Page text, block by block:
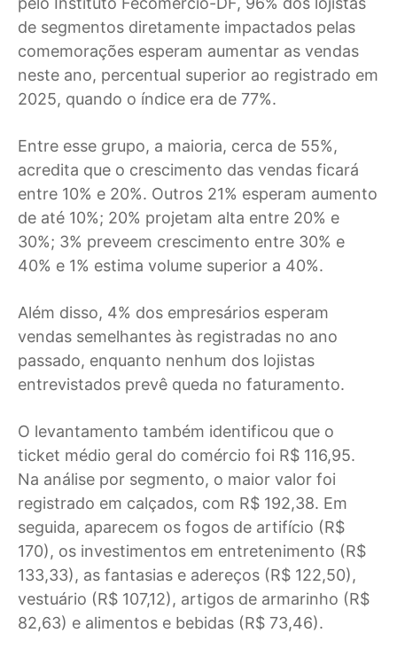
de segmentos diretamente impactados pelas
comemorações esperam aumentar as vendas
neste ano, percentual superior ao registrado em
2025, quando o índice era de 77%.
Entre esse grupo, a maioria, cerca de 55%,
acredita que o crescimento das vendas ficará
entre 10% e 20%. Outros 21% esperam aumento
de até 10%; 20% projetam alta entre 20% e
30%; 3% preveem crescimento entre 30% e
40% e 1% estima volume superior a 40%.
Além disso, 4% dos empresários esperam
vendas semelhantes às registradas no ano
passado, enquanto nenhum dos lojistas
entrevistados prevê queda no faturamento.
O levantamento também identificou que o
ticket médio geral do comércio foi R$ 116,95.
Na análise por segmento, o maior valor foi
registrado em calçados, com R$ 192,38. Em
seguida, aparecem os fogos de artifício (R$
170), os investimentos em entretenimento (R$
133,33), as fantasias e adereços (R$ 122,50),
vestuário (R$ 107,12), artigos de armarinho (R$
82,63) e alimentos e bebidas (R$ 73,46).